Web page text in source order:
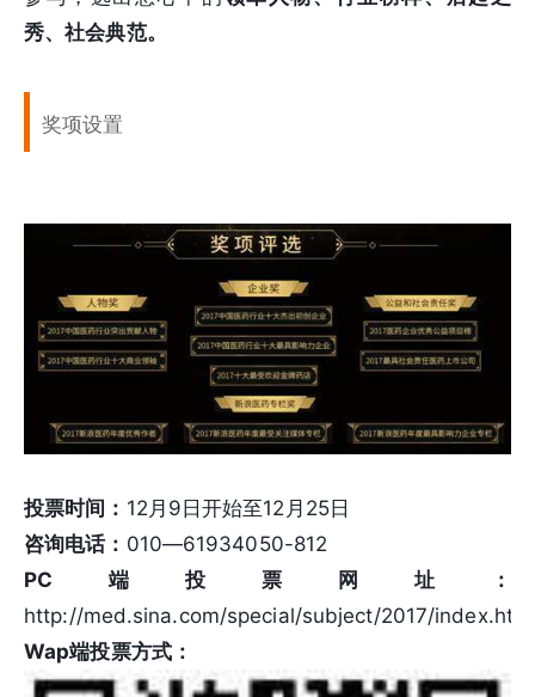
秀、社会典范。
奖项设置
投票时间： 12月9日开始至12月25日
咨询电话： 010—61934050-812
PC端投票网址：
http://med.sina.com/special/subject/2017/
Wap端投票方式：